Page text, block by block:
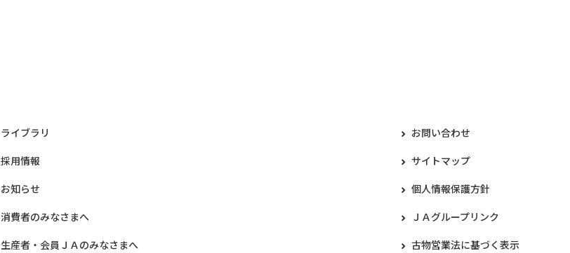
ライブラリ
採用情報
お知らせ
消費者のみなさまへ
生産者・会員ＪＡのみなさまへ​
お問い合わせ
サイトマップ
個人情報保護方針
ＪＡグループリンク
古物営業法に基づく表示